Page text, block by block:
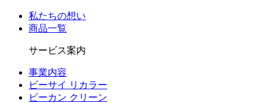
私たちの想い
商品一覧
サービス案内
事業内容
ビーサイ リカラー
ビーカン クリーン